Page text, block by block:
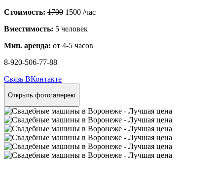
Стоимость: 1700 1500 /час
Вместимость: 5 человек
Мин. аренда: от 4-5 часов
8-920-506-77-88
Связь ВКонтакте
Открыть фотогалерею